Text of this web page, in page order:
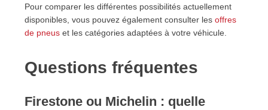
Pour comparer les différentes possibilités actuellement
disponibles, vous pouvez également consulter les offres
de pneuset les catégories adaptées à votre véhicule.
Questions fréquentes
Firestone ou Michelin : quelle